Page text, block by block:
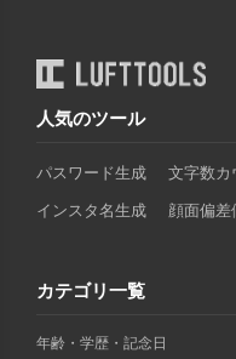
人気のツール
パスワード生成 文字数カ
インスタ名生成 顔面偏差
カテゴリ一覧
年齢・学歴・記念日